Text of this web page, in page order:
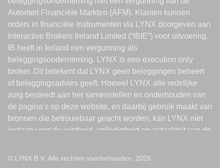
© LYNX B.V. Alle rechten voorbehouden. 2026.